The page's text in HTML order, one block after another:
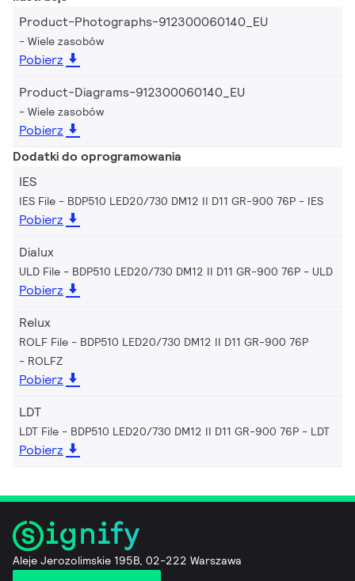
Product-Photographs-912300060140_EU
Wiele zasobów
Pobierz
Product-Diagrams-912300060140_EU
Wiele zasobów
Pobierz
Dodatki do oprogramowania
IES
IES File - BDP510 LED20/730 DM12 II D11 GR-900 76P IES
Pobierz
Dialux
ULD File - BDP510 LED20/730 DM12 II D11 GR-900 76P ULD
Pobierz
Relux
ROLF File - BDP510 LED20/730 DM12 II D11 GR-900 76P
ROLFZ
Pobierz
LDT
LDT File - BDP510 LED20/730 DM12 II D11 GR-900 76P LDT
Pobierz
Aleje Jerozolimskie 195B, 02-222 Warszawa